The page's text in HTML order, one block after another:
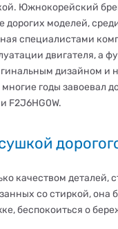
Южнокорейский
моделей,
специалистами
двигателя, а
дизайном
годы
F2J6HG0W.
качеством
со стиркой,
беспокоиться о